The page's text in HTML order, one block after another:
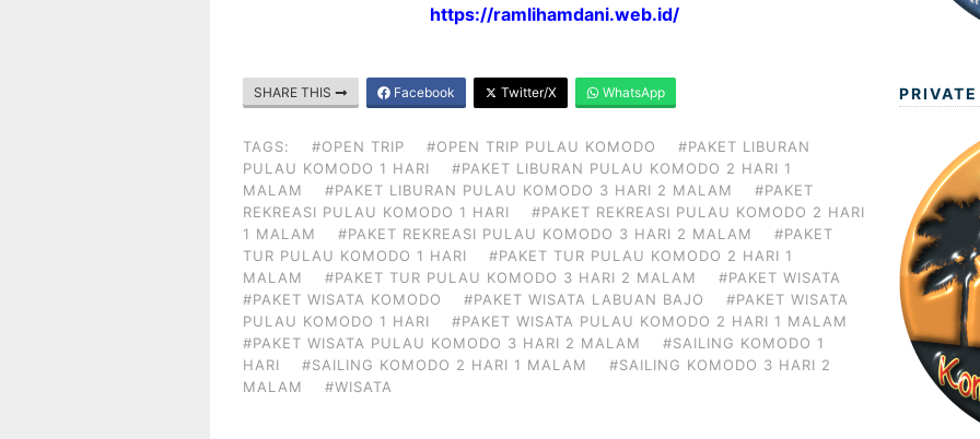
https://ramlihamdani.web.id/
SHARE THIS Facebook Twitter/X WhatsApp
TAGS: #OPEN TRIP #OPEN TRIP PULAU KOMODO
#PAKET LIBURAN
PULAU KOMODO 1 HARI
#PAKET LIBURAN PULAU KOMODO 2 HARI 1
MALAM
#PAKET LIBURAN PULAU KOMODO 3 HARI 2 MALAM
#PAKET
REKREASI PULAU KOMODO 1 HARI
#PAKET REKREASI PULAU KOMODO 2 HARI
1 MALAM
#PAKET REKREASI PULAU KOMODO 3 HARI 2 MALAM
#PAKET
TUR PULAU KOMODO 1 HARI
#PAKET TUR PULAU KOMODO 2 HARI 1
MALAM
#PAKET TUR PULAU KOMODO 3 HARI 2 MALAM
#PAKET WISATA
#PAKET WISATA KOMODO
#PAKET WISATA LABUAN BAJO
#PAKET WISATA
PULAU KOMODO 1 HARI
#PAKET WISATA PULAU KOMODO 2 HARI 1 MALAM
#PAKET WISATA PULAU KOMODO 3 HARI 2 MALAM
#SAILING KOMODO 1
HARI
#SAILING KOMODO 2 HARI 1 MALAM
#SAILING KOMODO 3 HARI 2
MALAM
#WISATA